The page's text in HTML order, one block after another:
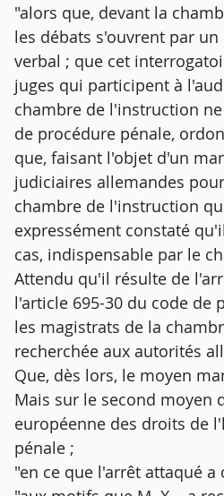
"alors que, devant la
les débats s'ouvrent par
verbal ; que cet
juges qui participent à
chambre de l'instruction
de procédure pénale,
que, faisant l'objet d'un
judiciaires allemandes
chambre de l'instruction
expressément constaté
cas, indispensable par le
Attendu qu'il résulte de
l'article 695-30 du code de
les magistrats de la
recherchée aux autorités
Que, dès lors, le moyen
Mais sur le second moyen
européenne des droits de
pénale ;
"en ce que l'arrêt attaqué